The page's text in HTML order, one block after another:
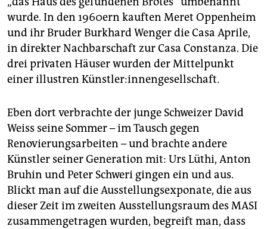
wurde. In den 1960ern kauften Meret Oppenheim
und ihr Bruder Burkhard Wenger die Casa Aprile,
in direkter Nachbarschaft zur Casa Constanza. Die
drei privaten Häuser wurden der Mittelpunkt
einer illustren Künstler:innengesellschaft.
Eben dort verbrachte der junge Schweizer David
Weiss seine Sommer – im Tausch gegen
Renovierungsarbeiten – und brachte andere
Künstler seiner Generation mit: Urs Lüthi, Anton
Bruhin und Peter Schweri gingen ein und aus.
Blickt man auf die Ausstellungsexponate, die aus
dieser Zeit im zweiten Ausstellungsraum des MASI
zusammengetragen wurden, begreift man, dass